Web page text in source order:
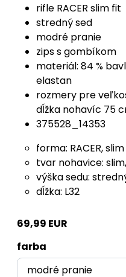
rifle RACER slim fit
stredný sed
modré pranie
zips s gombíkom
materiál: 84 %
elastan
rozmery pre
dĺžka nohavíc 75
375528_14353
forma: RACER,
tvar nohavice:
výška sedu:
dĺžka: L32
69,99 EUR
farba